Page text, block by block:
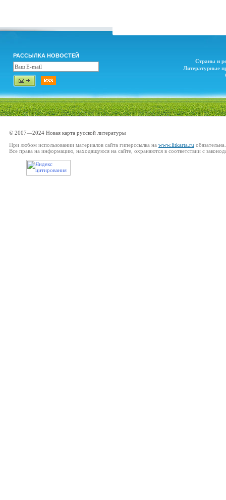
РАССЫЛКА НОВОСТЕЙ
Страны и
Литературные
© 2007—2024 Новая карта русской литературы
При любом использовании материалов сайта гиперссылка на www.litkarta.ru обязательна.
Все права на информацию, находящуюся на сайте, охраняются в соответствии с